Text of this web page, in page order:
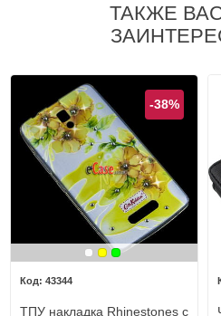
ТАКЖЕ
Белый
Желтый
Зеленый
-38%
43344
ТПУ накладка Rhinestones с